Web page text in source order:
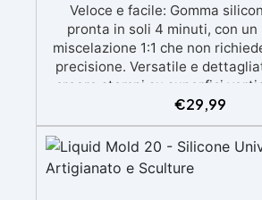
Veloce e facile: Gomma
pronta in soli 4 minuti, con
miscelazione 1:1 che non
precisione. Versatile e
creare stampi su superfici
intricati, compatibile con resine,
metalli a bassa fusione,
Atossica e sicura:
atossica e facile da maneggiare
mascherina. Alta resistenza e
€29,99